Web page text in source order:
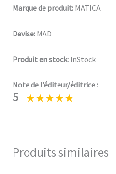
Marque de produit: MATICA
Devise: MAD
Produit en stock: InStock
Note de l’éditeur/éditrice :
5
Produits similaires